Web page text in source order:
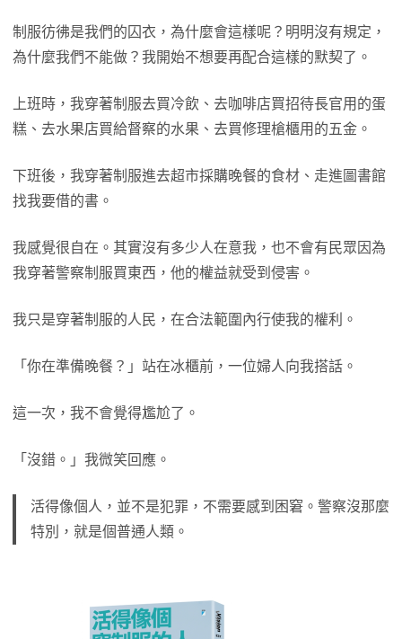
制服彷彿是我們的囚衣，為什麼會這樣呢？明明沒有規定，
為什麼我們不能做？我開始不想要再配合這樣的默契了。
上班時，我穿著制服去買冷飲、去咖啡店買招待長官用的蛋
糕、去水果店買給督察的水果、去買修理槍櫃用的五金。
下班後，我穿著制服進去超市採購晚餐的食材、走進圖書館
找我要借的書。
我感覺很自在。其實沒有多少人在意我，也不會有民眾因為
我穿著警察制服買東西，他的權益就受到侵害。
我只是穿著制服的人民，在合法範圍內行使我的權利。
「你在準備晚餐？」站在冰櫃前，一位婦人向我搭話。
這一次，我不會覺得尷尬了。
「沒錯。」我微笑回應。
活得像個人，並不是犯罪，不需要感到困窘。警察沒那麼
特別，就是個普通人類。